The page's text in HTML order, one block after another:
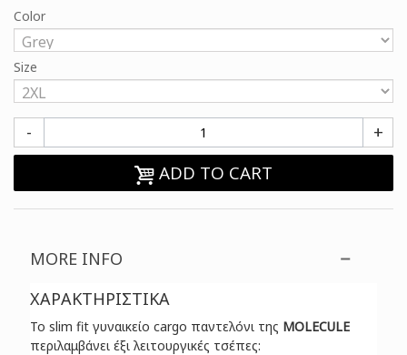
Color
Size
- +
ADD TO CART
MORE INFO
ΧΑΡΑΚΤΗΡΙΣΤΙΚΑ
Το slim fit γυναικείο cargo παντελόνι της MOLECULE
περιλαμβάνει έξι λειτουργικές τσέπες: